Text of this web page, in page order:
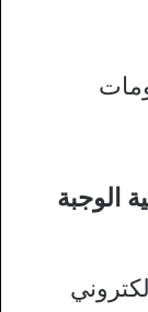
الوجبة